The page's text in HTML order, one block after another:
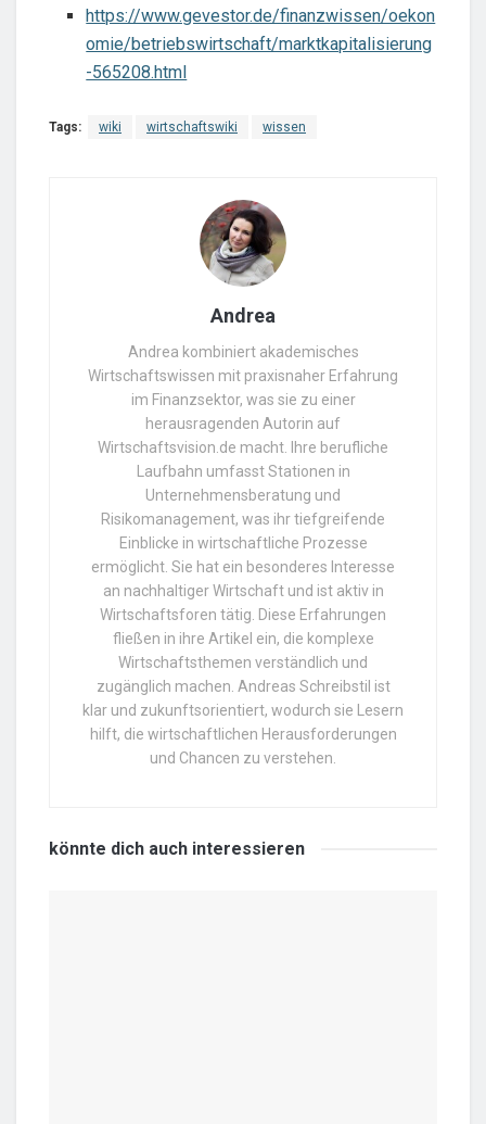
https://www.gevestor.de/finanzwissen/oekon
omie/betriebswirtschaft/marktkapitalisierung
-565208.html
Tags: wiki wirtschaftswiki wissen
Andrea
Andrea kombiniert akademisches
Wirtschaftswissen mit praxisnaher Erfahrung
im Finanzsektor, was sie zu einer
herausragenden Autorin auf
Wirtschaftsvision.de macht. Ihre berufliche
Laufbahn umfasst Stationen in
Unternehmensberatung und
Risikomanagement, was ihr tiefgreifende
Einblicke in wirtschaftliche Prozesse
ermöglicht. Sie hat ein besonderes Interesse
an nachhaltiger Wirtschaft und ist aktiv in
Wirtschaftsforen tätig. Diese Erfahrungen
fließen in ihre Artikel ein, die komplexe
Wirtschaftsthemen verständlich und
zugänglich machen. Andreas Schreibstil ist
klar und zukunftsorientiert, wodurch sie Lesern
hilft, die wirtschaftlichen Herausforderungen
und Chancen zu verstehen.
könnte dich auch interessieren